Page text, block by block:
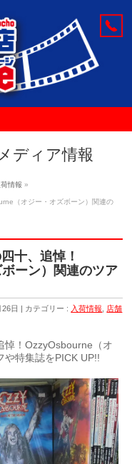
ディア情報
荷情報 »
（オジー・オズボーン）関連の
十、追悼！
ーン）関連のツア
日 カテゴリー : 入荷情報, 店舗
悼！OzzyOsbourne（オ
や特集誌をPICK UP!!